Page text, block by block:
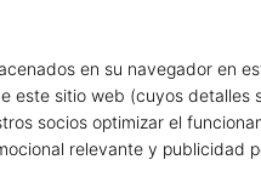
Programa de